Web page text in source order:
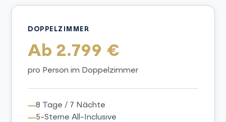
DOPPELZIMMER
Ab 2.799 €
pro Person im Doppelzimmer
8 Tage / 7 Nächte
5-Sterne All-Inclusive